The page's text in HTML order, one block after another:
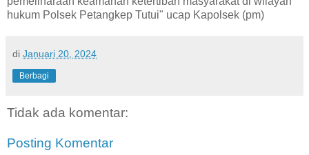
hukum Polsek Petangkep Tutui" ucap Kapolsek (pm)
di Januari 20, 2024
Berbagi
Tidak ada komentar:
Posting Komentar